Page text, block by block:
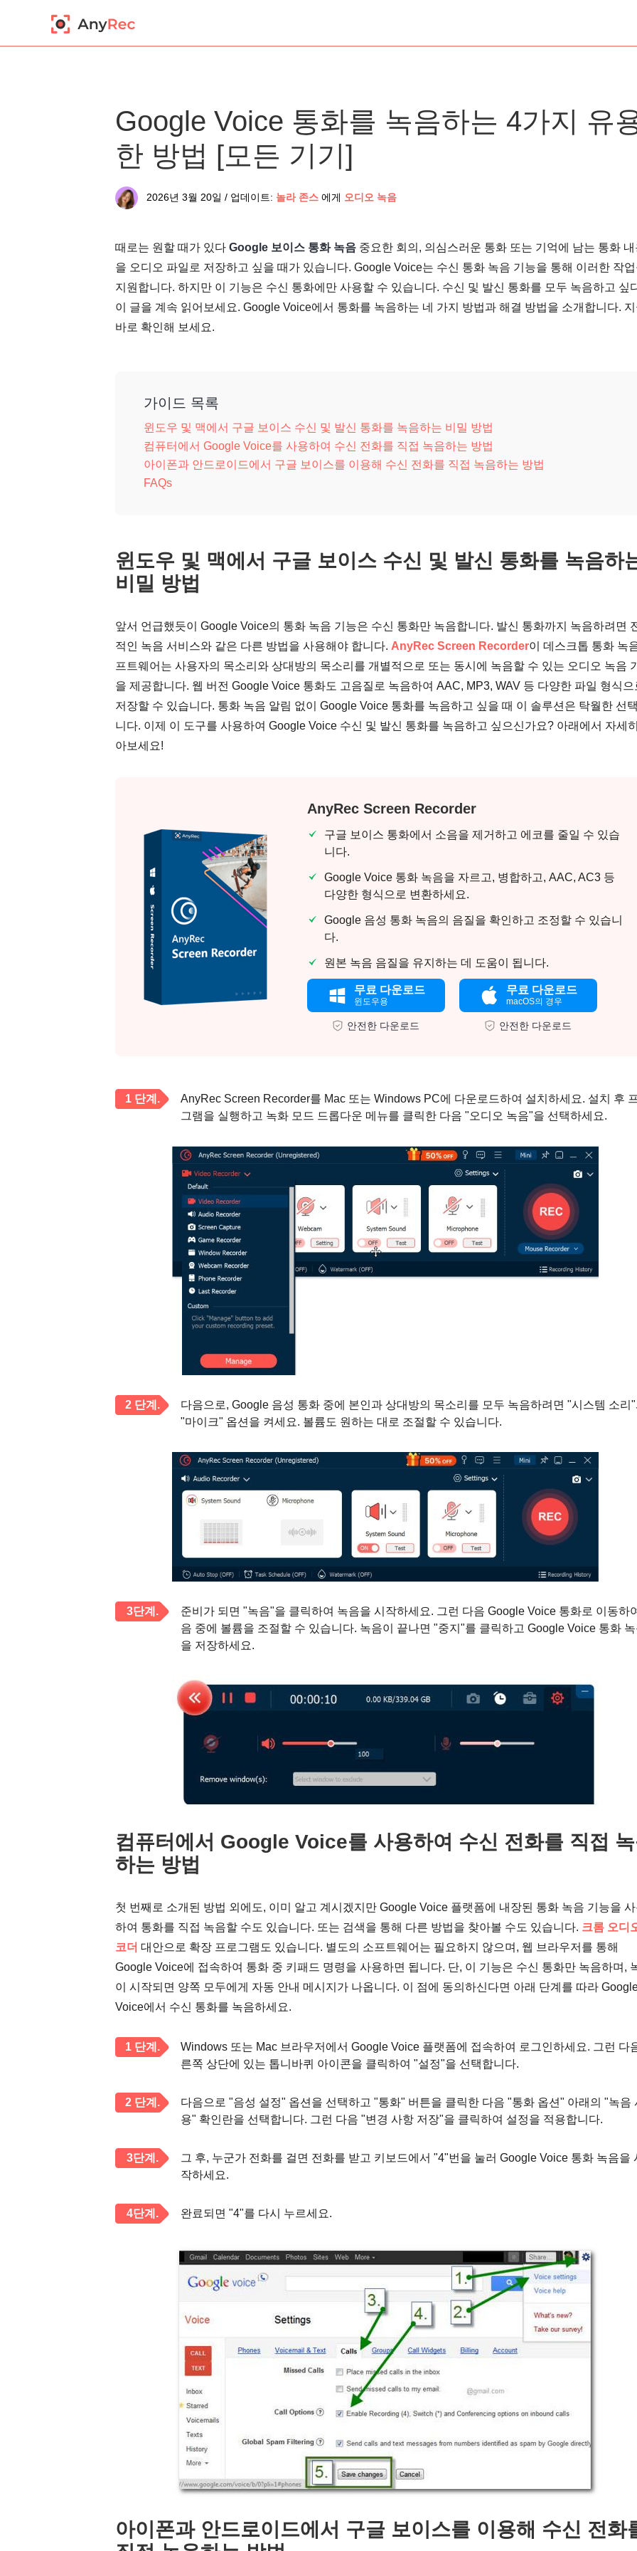
Google Voice 통화를 녹음하는 4가지 유
한 방법 [모든 기기]
2026년 3월 20일 / 업데이트: 놀라 존스 에게 오디오 녹음
때로는 원할 때가 있다 Google 보이스 통화 녹음 중요한 회의, 의심스러운 통화 또는 기억에 남는 통화 내
을 오디오 파일로 저장하고 싶을 때가 있습니다. Google Voice는 수신 통화 녹음 기능을 통해 이러한 작
지원합니다. 하지만 이 기능은 수신 통화에만 사용할 수 있습니다. 수신 및 발신 통화를 모두 녹음하고 싶
이 글을 계속 읽어보세요. Google Voice에서 통화를 녹음하는 네 가지 방법과 해결 방법을 소개합니다.
바로 확인해 보세요.
가이드 목록
윈도우 및 맥에서 구글 보이스 수신 및 발신 통화를 녹음하는 비밀 방법
컴퓨터에서 Google Voice를 사용하여 수신 전화를 직접 녹음하는 방법
아이폰과 안드로이드에서 구글 보이스를 이용해 수신 전화를 직접 녹음하는 방법
FAQs
윈도우 및 맥에서 구글 보이스 수신 및 발신 통화를 녹음하
비밀 방법
앞서 언급했듯이 Google Voice의 통화 녹음 기능은 수신 통화만 녹음합니다. 발신 통화까지 녹음하려면
적인 녹음 서비스와 같은 다른 방법을 사용해야 합니다. AnyRec Screen Recorder이 데스크톱 통화 녹
프트웨어는 사용자의 목소리와 상대방의 목소리를 개별적으로 또는 동시에 녹음할 수 있는 오디오 녹음
을 제공합니다. 웹 버전 Google Voice 통화도 고음질로 녹음하여 AAC, MP3, WAV 등 다양한 파일 형식으
저장할 수 있습니다. 통화 녹음 알림 없이 Google Voice 통화를 녹음하고 싶을 때 이 솔루션은 탁월한 선
니다. 이제 이 도구를 사용하여 Google Voice 수신 및 발신 통화를 녹음하고 싶으신가요? 아래에서 자세
아보세요!
AnyRec Screen Recorder
구글 보이스 통화에서 소음을 제거하고 에코를 줄일 수 있습
니다.
Google Voice 통화 녹음을 자르고, 병합하고, AAC, AC3 등
다양한 형식으로 변환하세요.
Google 음성 통화 녹음의 음질을 확인하고 조정할 수 있습니
다.
원본 녹음 음질을 유지하는 데 도움이 됩니다.
무료 다운로드
윈도우용
안전한 다운로드
무료 다운로드
macOS의 경우
안전한 다운로드
1 단계.
AnyRec Screen Recorder를 Mac 또는 Windows PC에 다운로드하여 설치하세요. 설치 후
그램을 실행하고 녹화 모드 드롭다운 메뉴를 클릭한 다음 "오디오 녹음"을 선택하세요.
2 단계.
다음으로, Google 음성 통화 중에 본인과 상대방의 목소리를 모두 녹음하려면 "시스템 소리
"마이크" 옵션을 켜세요. 볼륨도 원하는 대로 조절할 수 있습니다.
3단계.
준비가 되면 "녹음"을 클릭하여 녹음을 시작하세요. 그런 다음 Google Voice 통화로 이동하
음 중에 볼륨을 조절할 수 있습니다. 녹음이 끝나면 "중지"를 클릭하고 Google Voice 통화
을 저장하세요.
컴퓨터에서 Google Voice를 사용하여 수신 전화를 직접
하는 방법
첫 번째로 소개된 방법 외에도, 이미 알고 계시겠지만 Google Voice 플랫폼에 내장된 통화 녹음 기능을
하여 통화를 직접 녹음할 수도 있습니다. 또는 검색을 통해 다른 방법을 찾아볼 수도 있습니다. 크롬 오디
코더 대안으로 확장 프로그램도 있습니다. 별도의 소프트웨어는 필요하지 않으며, 웹 브라우저를 통해
Google Voice에 접속하여 통화 중 키패드 명령을 사용하면 됩니다. 단, 이 기능은 수신 통화만 녹음하며,
이 시작되면 양쪽 모두에게 자동 안내 메시지가 나옵니다. 이 점에 동의하신다면 아래 단계를 따라
Voice에서 수신 통화를 녹음하세요.
1 단계.
Windows 또는 Mac 브라우저에서 Google Voice 플랫폼에 접속하여 로그인하세요. 그런 다
른쪽 상단에 있는 톱니바퀴 아이콘을 클릭하여 "설정"을 선택합니다.
2 단계.
다음으로 "음성 설정" 옵션을 선택하고 "통화" 버튼을 클릭한 다음 "통화 옵션" 아래의 "녹음
용" 확인란을 선택합니다. 그런 다음 "변경 사항 저장"을 클릭하여 설정을 적용합니다.
3단계.
그 후, 누군가 전화를 걸면 전화를 받고 키보드에서 "4"번을 눌러 Google Voice 통화 녹음을
작하세요.
4단계. 완료되면 "4"를 다시 누르세요.
아이폰과 안드로이드에서 구글 보이스를 이용해 수신 전화